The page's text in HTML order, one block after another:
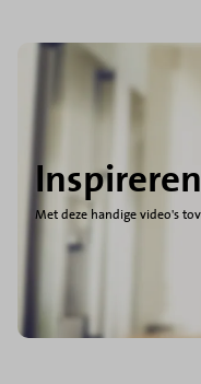
Met deze handige video's